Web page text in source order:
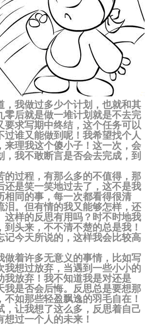
我做过多少个计划，也就和其
零后就是做一堆计划就是不去完
要求写期中终结，这个任务可以
过谁又能做到呢！我希望找个人
来理我这个傻小子！这一次，会
，我不敢断言是否会去完成，到
过程，有那么多的不值得，那
还是笑一笑地过去了，这不是我
相同的事，每一次都看得很清
泪。但有情的我又能够怎样，还
这样的反思有用吗？时不时地我
头来，不不清不楚的总是我！
记今天所说的，这样我会比较高
着许多无意义的事情，比如写
我想过放弃，当遇到一些小小的
我放弃！我不知道我是对还是
我是否会后悔。反思总是要想那
如那些轻盈飘逸的羽毛自在！
让我想了这么多，反思着自己
过一个人的未来！